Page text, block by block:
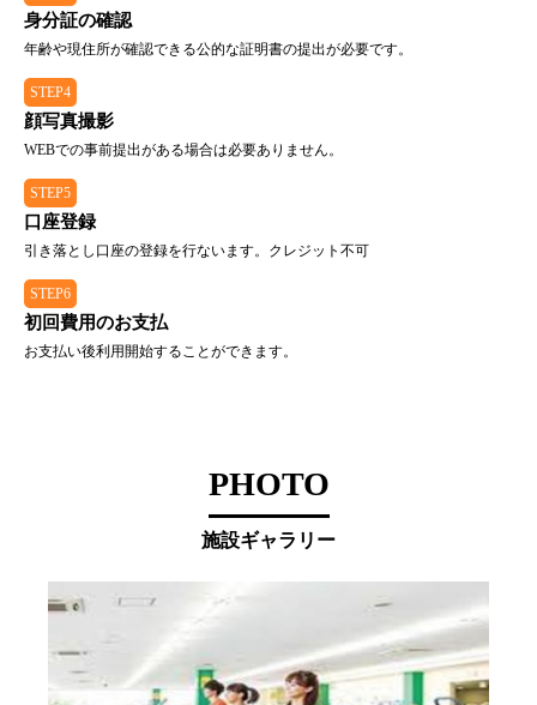
身分証の確認
年齢や現住所が確認できる公的な証明書の提出が必要です。
STEP4
顔写真撮影
WEBでの事前提出がある場合は必要ありません。
STEP5
口座登録
引き落とし口座の登録を行ないます。クレジット不可
STEP6
初回費用のお支払
お支払い後利用開始することができます。
PHOTO
施設ギャラリー